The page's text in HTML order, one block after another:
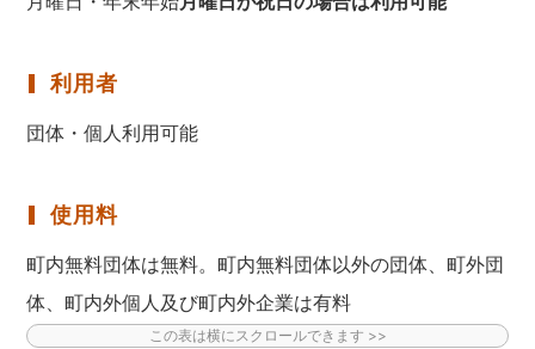
利用者
団体・個人利用可能
使用料
町内無料団体は無料。町内無料団体以外の団体、町外団
体、町内外個人及び町内外企業は有料